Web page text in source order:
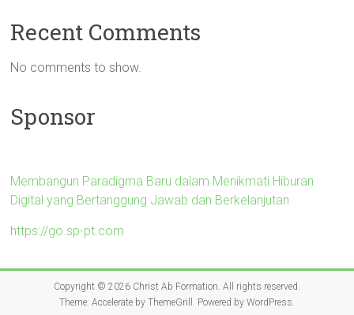
Recent Comments
No comments to show.
Sponsor
Membangun Paradigma Baru dalam Menikmati Hiburan
Digital yang Bertanggung Jawab dan Berkelanjutan
https://go.sp-pt.com
Copyright © 2026 Christ Ab Formation . All rights reserved.
Theme: Accelerateby ThemeGrill. Powered by WordPress